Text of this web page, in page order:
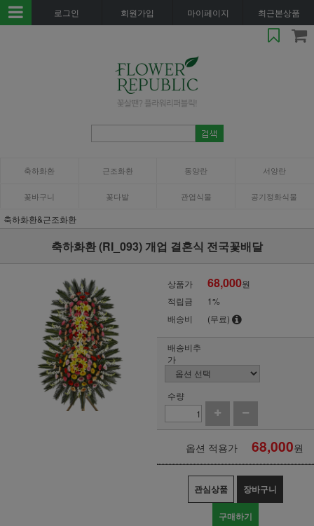
로그인 회원가입 마이페이지 최근본상품
축하화환 근조화환 동양란 서양란
꽃바구니 꽃다발 관엽식물 공기정화식물
축하화환&근조화환
축하화환 (RI_093) 개업 결혼식 전국꽃배달
상품가 68,000원
적립금
1%
배송비
(무료)
배송비추
가
수량
옵션 적용가 68,000원
관심상품 장바구니
구매하기